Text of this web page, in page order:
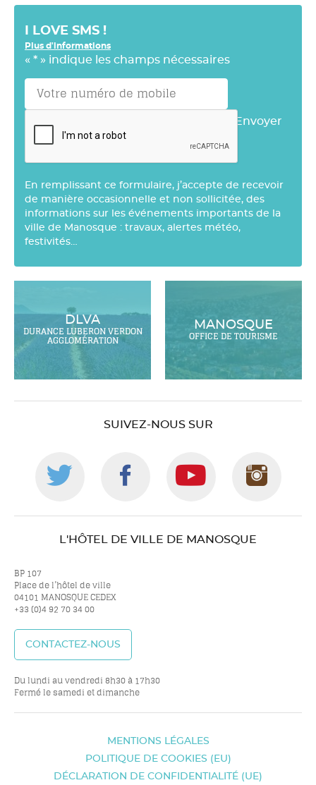
I LOVE SMS !
Plus d'informations
« * » indique les champs nécessaires
Envoyer
En remplissant ce formulaire, j’accepte de recevoir
de manière occasionnelle et non sollicitée, des
informations sur les événements importants de la
ville de Manosque : travaux, alertes météo,
festivités…
DLVA
DURANCE LUBERON VERDON
AGGLOMÉRATION
MANOSQUE
OFFICE DE TOURISME
SUIVEZ-NOUS SUR
Suivez-
nous
sur
twitter
Suivez-
nous
facebook
Suivez-
nous
L'HÔTEL DE VILLE DE MANOSQUE
BP 107
Place de l’hôtel de ville
04101 MANOSQUE CEDEX
+33 (0)4 92 70 34 00
CONTACTEZ-NOUS
Du lundi au vendredi 8h30 à 17h30
Fermé le samedi et dimanche
MENTIONS LÉGALES
POLITIQUE DE COOKIES (EU)
DÉCLARATION DE CONFIDENTIALITÉ (UE)